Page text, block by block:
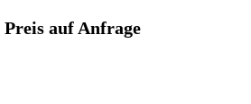
Preis auf Anfrage